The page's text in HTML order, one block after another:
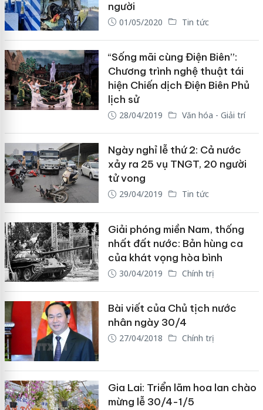
người
01/05/2020 Tin tức
“Sống mãi cùng Điện Biên”:
Chương trình nghệ thuật tái
hiện Chiến dịch Điện Biên Phủ
lịch sử
28/04/2019 Văn hóa - Giải trí
Ngày nghỉ lễ thứ 2: Cả nước
xảy ra 25 vụ TNGT, 20 người
tử vong
29/04/2019 Tin tức
Giải phóng miền Nam, thống
nhất đất nước: Bản hùng ca
của khát vọng hòa bình
30/04/2019 Chính trị
Bài viết của Chủ tịch nước
nhân ngày 30/4
27/04/2018 Chính trị
Gia Lai: Triển lãm hoa lan chào
mừng lễ 30/4-1/5